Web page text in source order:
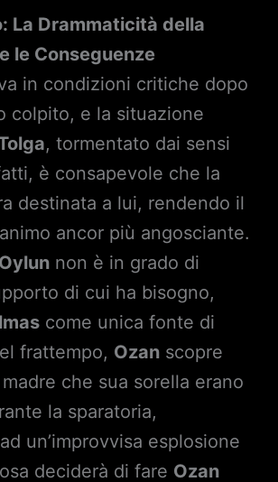
La Drammaticità della
le Conseguenze
in condizioni critiche dopo
colpito, e la situazione
, tormentato dai sensi
è consapevole che la
destinata a lui, rendendo il
ancor più angosciante.
Oylunnon è in grado di
di cui ha bisogno,
come unica fonte di
frattempo, Ozanscopre
che sua sorella erano
la sparatoria,
un’improvvisa esplosione
deciderà di fare Ozan